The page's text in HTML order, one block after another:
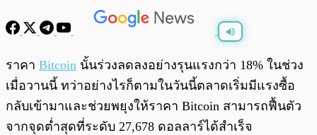
/0:00
ราคา Bitcoin นั้นร่วงลดลงอย่างรุนแรงกว่า 18% ในช่วง
เมื่อวานนี้ ทว่าอย่างไรก็ตามในวันนี้ตลาดเริ่มมีแรงซื้อ
กลับเข้ามาและช่วยพยุงให้ราคา Bitcoin สามารถฟื้นตัว
จากจุดต่ำสุดที่ระดับ 27,678 ดอลลาร์ได้สำเร็จ